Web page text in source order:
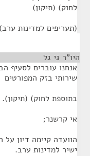
לחוק) (תיקון)
(תעריפים למדינות ערב)
היו"ר גי גל
אנחנו עוברים לסעיף
שירותי בזק המפורטים
בתוספת לחוק) (תיקון).
אי קרשנר;
הוועדה קיימה דיון
ישיר למדינות ערב.